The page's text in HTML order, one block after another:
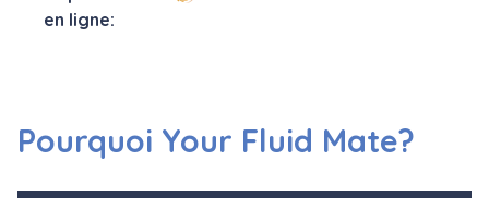
Pourquoi Your Fluid Mate?